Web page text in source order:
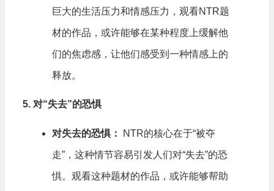
巨大的生活压力和情感压力，观看NTR题
材的作品，或许能够在某种程度上缓解他
们的焦虑感，让他们感受到一种情感上的
释放。
5. 对“失去”的恐惧
对失去的恐惧： NTR的核心在于“被夺
走”，这种情节容易引发人们对“失去”的恐
惧。观看这种题材的作品，或许能够帮助